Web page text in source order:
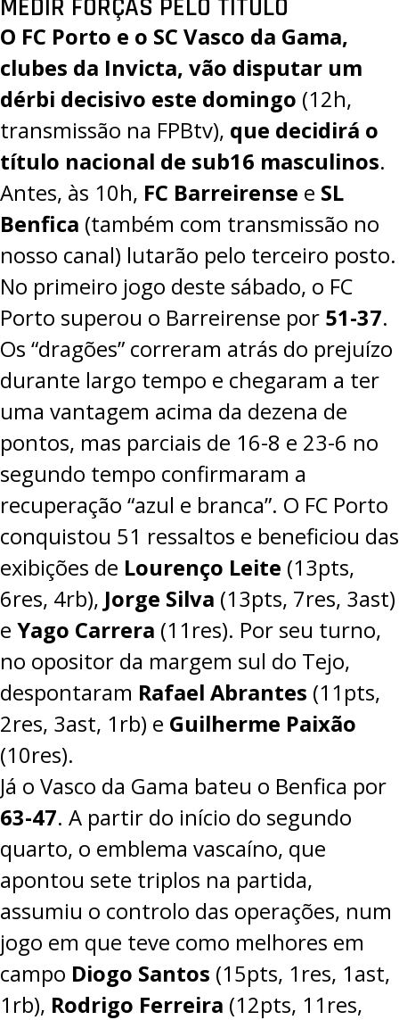
MEDIR FORÇAS PELO TÍTULO
O FC Porto e o SC Vasco da Gama,
clubes da Invicta, vão disputar um
dérbi decisivo este domingo (12h,
transmissão na FPBtv), que decidirá o
título nacional de sub16 masculinos.
Antes, às 10h, FC Barreirense e SL
Benfica (também com transmissão no
nosso canal) lutarão pelo terceiro posto.
No primeiro jogo deste sábado, o FC
Porto superou o Barreirense por 51-37.
Os “dragões” correram atrás do prejuízo
durante largo tempo e chegaram a ter
uma vantagem acima da dezena de
pontos, mas parciais de 16-8 e 23-6 no
segundo tempo confirmaram a
recuperação “azul e branca”. O FC Porto
conquistou 51 ressaltos e beneficiou das
exibições de Lourenço Leite (13pts,
6res, 4rb), Jorge Silva (13pts, 7res, 3ast)
e Yago Carrera (11res). Por seu turno,
no opositor da margem sul do Tejo,
despontaram Rafael Abrantes (11pts,
2res, 3ast, 1rb) e Guilherme Paixão
(10res).
Já o Vasco da Gama bateu o Benfica por
63-47. A partir do início do segundo
quarto, o emblema vascaíno, que
apontou sete triplos na partida,
assumiu o controlo das operações, num
jogo em que teve como melhores em
campo Diogo Santos (15pts, 1res, 1ast,
1rb), Rodrigo Ferreira (12pts, 11res,